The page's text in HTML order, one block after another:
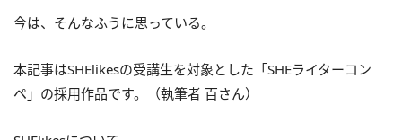
今は、そんなふうに思っている。
本記事はSHElikesの受講生を対象とした「SHEライターコン
ペ」の採用作品です。（執筆者 百さん）